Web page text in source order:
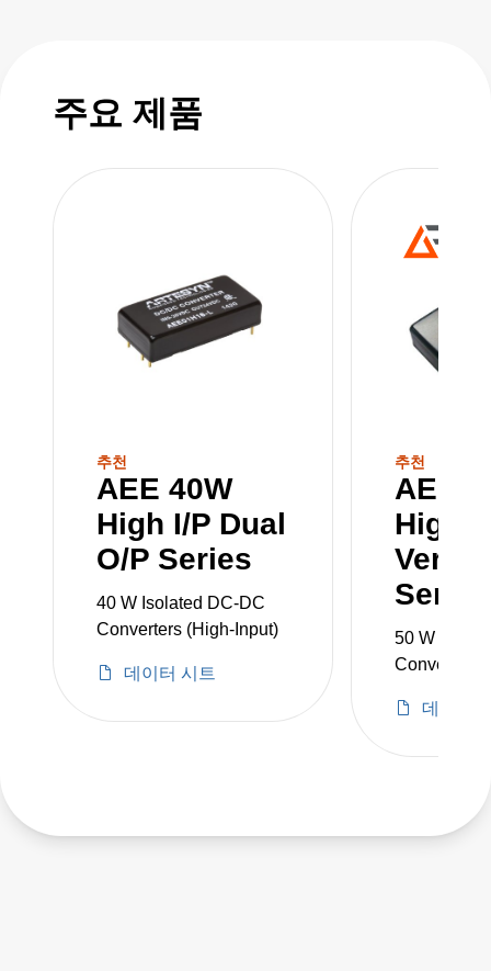
equipped for the most demanding and rugged
applications.
주요 제품
추천
AEE 40W
High I/P Dual
O/P Series
40 W Isolated DC-DC
Converters (High-Input)
데이터 시트
추천
AEE
High
Series
50 W
Converters
데이터